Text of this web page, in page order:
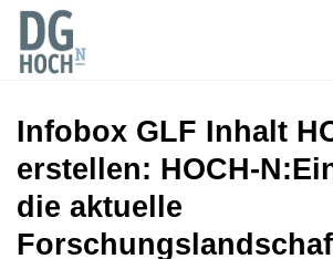
Infobox GLF Inhalt
erstellen: HOCH-
die aktuelle